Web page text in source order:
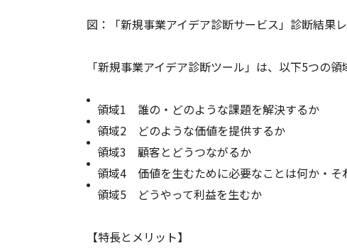
図：「新規事業アイデア診断サービス」診断結果
「新規事業アイデア診断ツール」は、以下5つの
領域1 誰の・どのような課題を解決するか
領域2 どのような価値を提供するか
領域3 顧客とどうつながるか
領域4 価値を生むために必要なことは何か・そ
領域5 どうやって利益を生むか
【特長とメリット】